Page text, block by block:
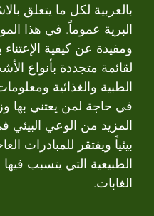
بالعربية لكل ما يتعلق
البرية عموماً. في هذا
ومفيدة عن كيفية
لقائمة متجددة بأنواع
الطبية والغذائية
في حاجة لمن يعتني بها
المزيد من الوعي البيئي
بيئياً ويفتقر للمبادرات
الطبيعية التي يتسبب
الغابات.